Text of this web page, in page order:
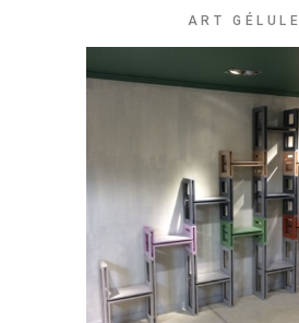
ART GÉLULE